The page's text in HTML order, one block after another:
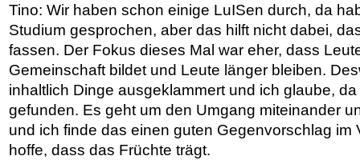
Tino: Wir haben schon einige LuISen durch, da
Studium gesprochen, aber das hilft nicht dabei,
fassen. Der Fokus dieses Mal war eher, dass
Gemeinschaft bildet und Leute länger bleiben.
inhaltlich Dinge ausgeklammert und ich glaube,
gefunden. Es geht um den Umgang miteinander
und ich finde das einen guten Gegenvorschlag im
hoffe, dass das Früchte trägt.